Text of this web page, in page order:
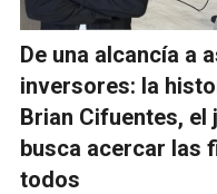
De una alcancía a
inversores: la
Brian Cifuentes, el
busca acercar las
todos